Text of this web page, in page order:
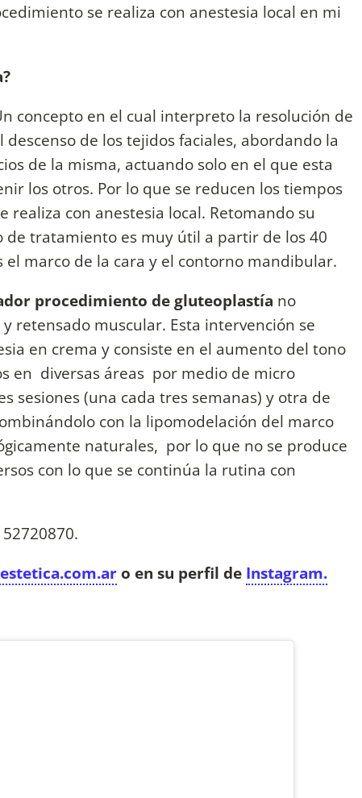
se realiza con anestesia local en mi
concepto en el cual interpreto la resolución de
de los tejidos faciales, abordando la
de la misma, actuando solo en el que esta
los otros. Por lo que se reducen los tiempos
realiza con anestesia local. Retomando su
de tratamiento es muy útil a partir de los 40
el marco de la cara y el contorno mandibular.
procedimiento de gluteoplastía no
retensado muscular. Esta intervención se
en crema y consiste en el aumento del tono
en diversas áreas por medio de micro
sesiones (una cada tres semanas) y otra de
con la lipomodelación del marco
naturales, por lo que no se produce
con lo que se continúa la rutina con
o en su perfil de Instagram.